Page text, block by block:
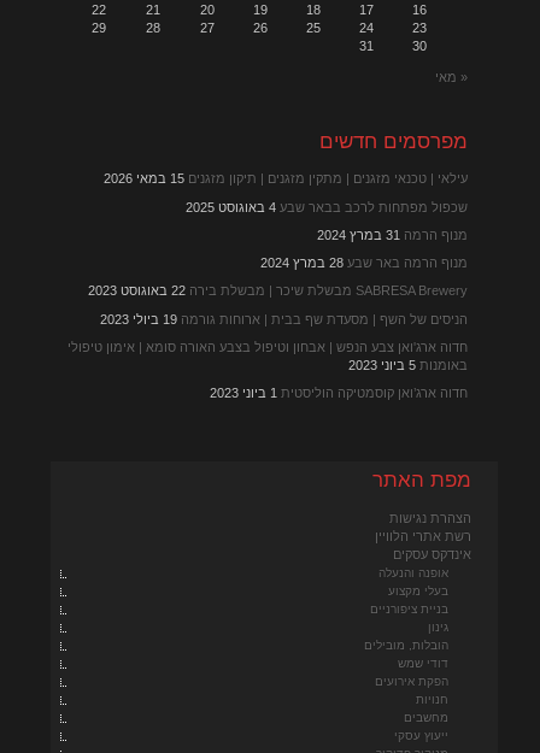
16
17
18
19
20
21
22
23
24
25
26
27
28
29
30
31
« מאי
מפרסמים חדשים
עילאי | טכנאי מזגנים | מתקין מזגנים | תיקון מזגנים 15 במאי 2026
שכפול מפתחות לרכב בבאר שבע 4 באוגוסט 2025
מנוף הרמה 31 במרץ 2024
מנוף הרמה באר שבע 28 במרץ 2024
SABRESA Brewery מבשלת שיכר | מבשלת בירה
22 באוגוסט 2023
הניסים של השף | מסעדת שף בבית | ארוחות גורמה 19 ביולי 2023
חדוה ארג'ואן צבע הנפש | אבחון וטיפול בצבע האורה סומא | אימון טיפולי
באומנות 5 ביוני 2023
חדוה ארג’ואן קוסמטיקה הוליסטית 1 ביוני 2023
מפת האתר
הצהרת נגישות
רשת אתרי הלוויין
אינדקס עסקים
אופנה והנעלה
בעלי מקצוע
בניית ציפורניים
גינון
הובלות, מובילים
דודי שמש
הפקת אירועים
חנויות
מחשבים
ייעוץ עסקי